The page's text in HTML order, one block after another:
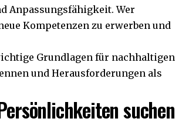
Anpassungsfähigkeit. Wer
Kompetenzen zu erwerben und
Grundlagen für nachhaltigen
und Herausforderungen als
suchen